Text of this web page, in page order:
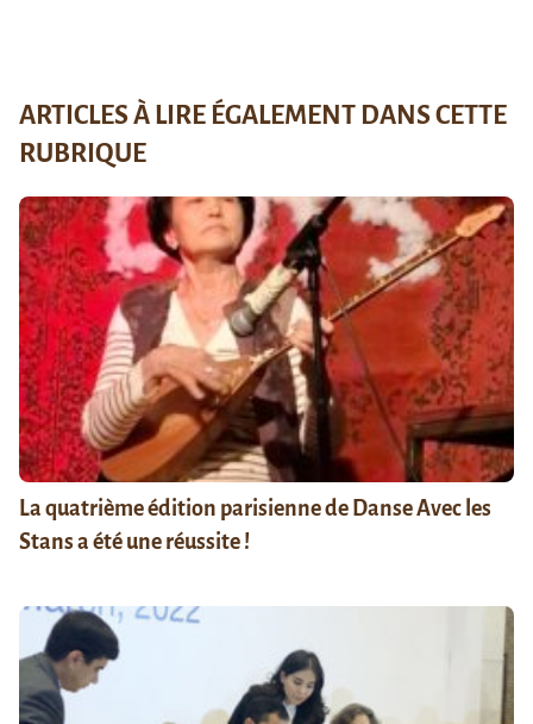
ARTICLES À LIRE ÉGALEMENT DANS CETTE
RUBRIQUE
La quatrième édition parisienne de Danse Avec les
Stans a été une réussite !